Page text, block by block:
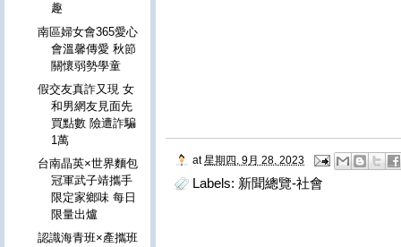
at 星期四, 9月 28, 2023
Labels: 新聞總覽-社會
趣
南區婦女會365愛心
會溫馨傳愛 秋節
關懷弱勢學童
假交友真詐又現 女
和男網友見面先
買點數 險遭詐騙
1萬
台南晶英×世界麵包
冠軍武子靖攜手
限定家鄉味 每日
限量出爐
認識海青班×產攜班